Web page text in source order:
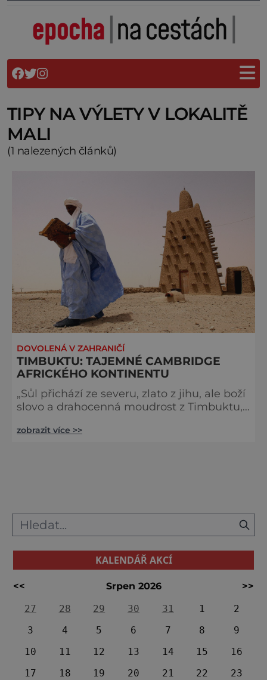
TIPY NA VÝLETY V LOKALITĚ
MALI
(1 nalezených článků)
DOVOLENÁ V ZAHRANIČÍ
TIMBUKTU: TAJEMNÉ CAMBRIDGE
AFRICKÉHO KONTINENTU
„Sůl přichází ze severu, zlato z jihu, ale boží
slovo a drahocenná moudrost z Timbuktu,“
němž si dveře podávají intelektuálové z
15.–16. století sem proudí nejen vz
zobrazit více >>
KALENDÁŘ AKCÍ
<< Srpen 2026
>>
27
28 29 30 31 1
2
3
4 5 6 7 8
9
10
11 12 13 14 15
16
17
18 19 20 21 22
23